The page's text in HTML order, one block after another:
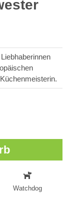
Watchdog